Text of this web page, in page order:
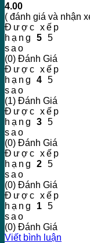
4.00
( đánh giá và nhận
Được xếp
hạng 5 5
sao
(0) Đánh Giá
Được xếp
hạng 4 5
sao
(1) Đánh Giá
Được xếp
hạng 3 5
sao
(0) Đánh Giá
Được xếp
hạng 2 5
sao
(0) Đánh Giá
Được xếp
hạng 1 5
sao
(0) Đánh Giá
Viết bình luận